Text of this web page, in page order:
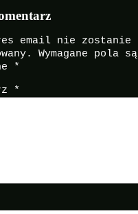
email nie zostanie
Wymagane pola są
*
*